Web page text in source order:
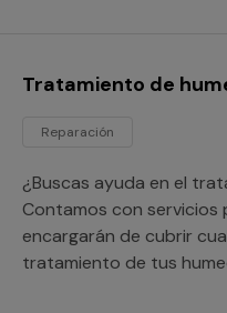
Tratamiento de
Reparación
¿Buscas ayuda en el
Contamos con servicios
encargarán de cubrir
tratamiento de tus